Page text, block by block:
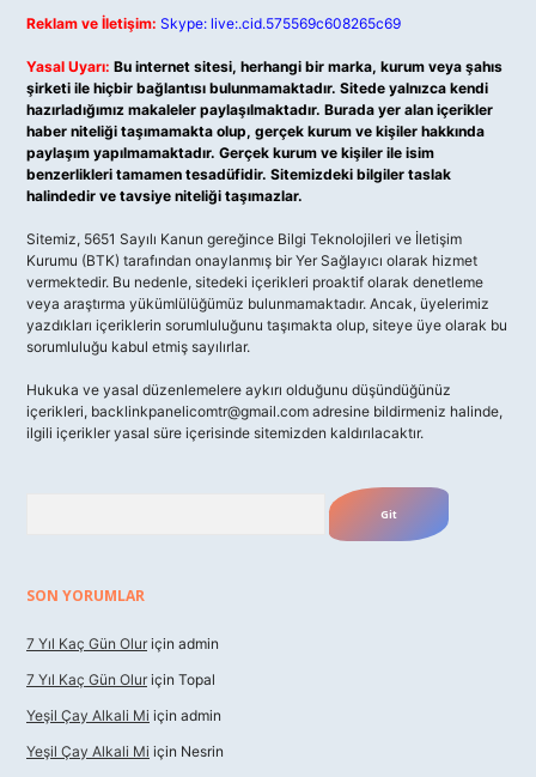
Reklam ve İletişim: Skype: live:.cid.575569c608265c69
Yasal Uyarı: Bu internet sitesi, herhangi bir marka, kurum veya şahıs
şirketi ile hiçbir bağlantısı bulunmamaktadır. Sitede yalnızca kendi
hazırladığımız makaleler paylaşılmaktadır. Burada yer alan içerikler
haber niteliği taşımamakta olup, gerçek kurum ve kişiler hakkında
paylaşım yapılmamaktadır. Gerçek kurum ve kişiler ile isim
benzerlikleri tamamen tesadüfidir. Sitemizdeki bilgiler taslak
halindedir ve tavsiye niteliği taşımazlar.
Sitemiz, 5651 Sayılı Kanun gereğince Bilgi Teknolojileri ve İletişim
Kurumu (BTK) tarafından onaylanmış bir Yer Sağlayıcı olarak hizmet
vermektedir. Bu nedenle, sitedeki içerikleri proaktif olarak denetleme
veya araştırma yükümlülüğümüz bulunmamaktadır. Ancak, üyelerimiz
yazdıkları içeriklerin sorumluluğunu taşımakta olup, siteye üye olarak bu
sorumluluğu kabul etmiş sayılırlar.
Hukuka ve yasal düzenlemelere aykırı olduğunu düşündüğünüz
içerikleri, backlinkpanelicomtr@gmail.com adresine bildirmeniz halinde,
ilgili içerikler yasal süre içerisinde sitemizden kaldırılacaktır.
SON YORUMLAR
7 Yıl Kaç Gün Olur için admin
7 Yıl Kaç Gün Olur için Topal
Yeşil Çay Alkali Mi için admin
Yeşil Çay Alkali Mi için Nesrin